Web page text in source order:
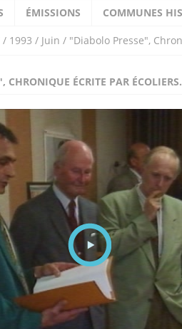
ÉMISSIONS COMMUNES
/ 1993 / Juin / "Diabolo Presse",
CHRONIQUE ÉCRITE PAR ÉCOLIERS.